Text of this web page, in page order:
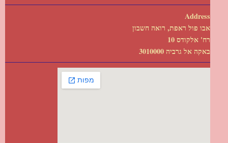
Address
אבו פול ראפת, רואה חשבון
רח' אלקודס 10
באקה אל גרביה 3010000